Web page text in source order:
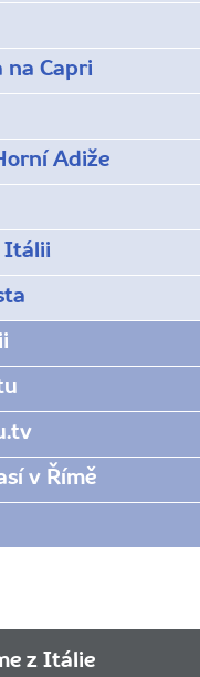
na Capri
Adiže
Itálii
v Římě
z Itálie